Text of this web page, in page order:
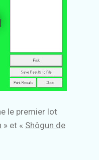
le premier lot
» et « Shôgun de